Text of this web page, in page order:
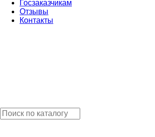
Госзаказчикам
Отзывы
Контакты